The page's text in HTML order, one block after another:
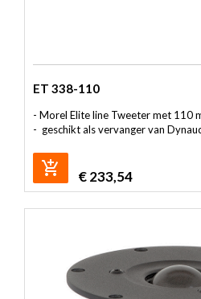
ET 338-110
- Morel Elite line Tweeter met 110
- geschikt als vervanger van
€233,54